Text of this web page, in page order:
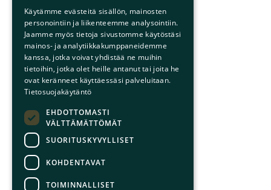
Käytämme evästeitä sisällön, mainosten
personointiin ja liikenteemme analysointiin.
Jaamme myös tietoja sivustomme käytöstäsi
mainos- ja analytiikkakumppaneidemme
kanssa, jotka voivat yhdistää ne muihin
tietoihin, jotka olet heille antanut tai joita he
ovat keränneet käyttäessäsi palveluitaan.
Tietosuojakäytäntö
EHDOTTOMASTI
VÄLTTÄMÄTTÖMÄT
SUORITUSKYVYLLISET
KOHDENTAVAT
TOIMINNALLISET